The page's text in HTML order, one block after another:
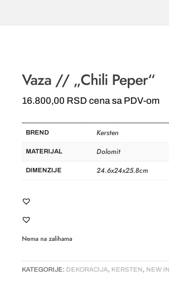
Vaza // „Chili Peper“
16.800,00 RSD cena sa PDV-om
BREND Kersten
MATERIJAL Dolomit
DIMENZIJE 24.6x24x25.8cm
Nema na zalihama
KATEGORIJE: DEKORACIJA, KERSTEN , NEW IN